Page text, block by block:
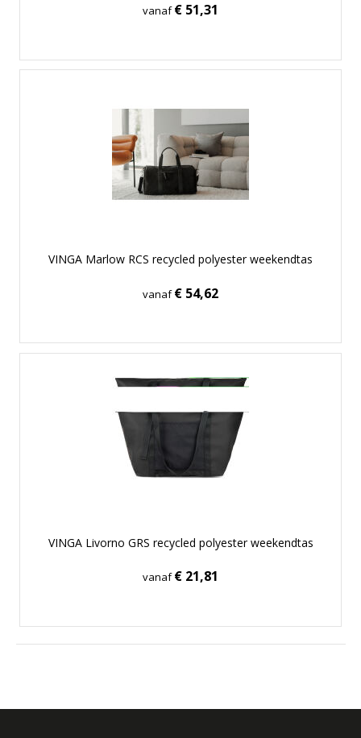
vanaf€ 51,31
VINGA Marlow RCS recycled polyester weekendtas
vanaf€ 54,62
VINGA Livorno GRS recycled polyester weekendtas
vanaf€ 21,81